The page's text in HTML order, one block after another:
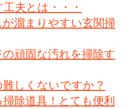
夫とは・・・
が溜まりやすい玄関掃
の頑固な汚れを掃除す
しくないですか？
除道具！とても便利